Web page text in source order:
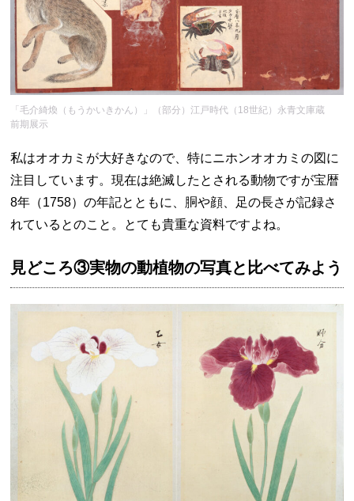
「毛介綺煥（もうかいきかん）」（部分）江戸時代（18世紀）永青文庫蔵
前期展示
私はオオカミが大好きなので、特にニホンオオカミの図に
注目しています。現在は絶滅したとされる動物ですが宝暦
8年（1758）の年記とともに、胴や顔、足の長さが記録さ
れているとのこと。とても貴重な資料ですよね。
見どころ③実物の動植物の写真と比べてみよう